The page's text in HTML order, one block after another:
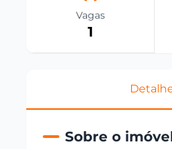
Vagas
1
Sobre o